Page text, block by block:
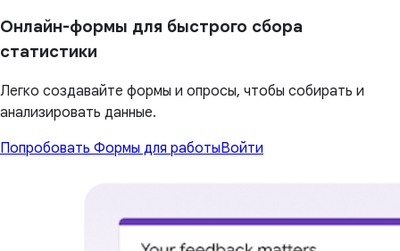
Онлайн-формы для быстрого сбора
статистики
Легко создавайте формы и опросы, чтобы собирать и
анализировать данные.
Попробовать Формы для работыВойти